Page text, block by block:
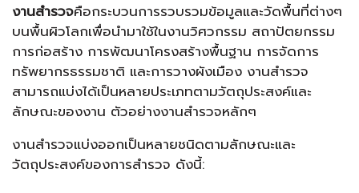
งานสำรวจคือกระบวนการรวบรวมข้อมูลและวัดพื้นที่ต่างๆ
บนพื้นผิวโลกเพื่อนำมาใช้ในงานวิศวกรรม สถาปัตยกรรม
การก่อสร้าง การพัฒนาโครงสร้างพื้นฐาน การจัดการ
ทรัพยากรธรรมชาติ และการวางผังเมือง งานสำรวจ
สามารถแบ่งได้เป็นหลายประเภทตามวัตถุประสงค์และ
ลักษณะของงาน ตัวอย่างงานสำรวจหลักๆ
งานสำรวจแบ่งออกเป็นหลายชนิดตามลักษณะและ
วัตถุประสงค์ของการสำรวจ ดังนี้: